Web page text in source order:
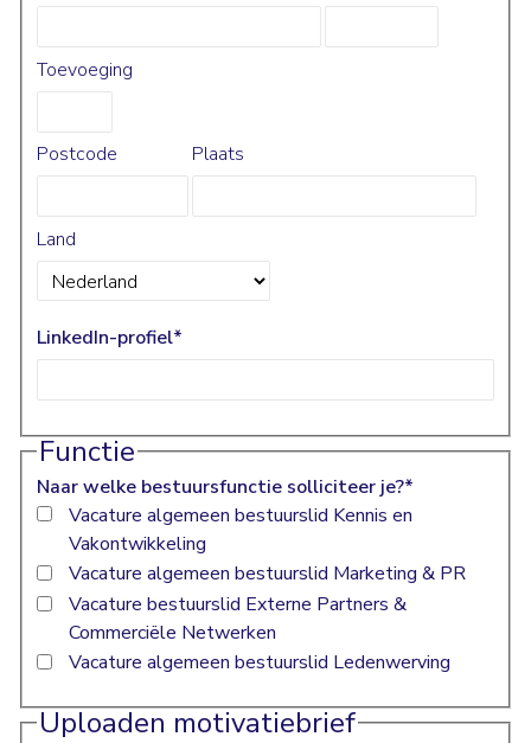
Toevoeging
Postcode Plaats
Land
LinkedIn-profiel*
Functie
Naar welke bestuursfunctie solliciteer je?*
Vacature algemeen bestuurslid Kennis en
Vakontwikkeling
Vacature algemeen bestuurslid Marketing & PR
Vacature bestuurslid Externe Partners &
Commerciële Netwerken
Vacature algemeen bestuurslid Ledenwerving
Uploaden motivatiebrief